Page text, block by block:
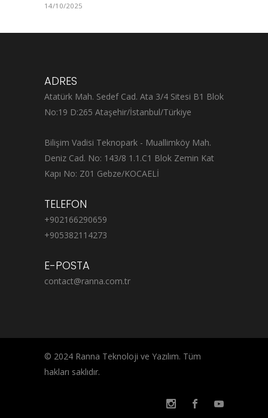
14/10/2025
ADRES
Atatürk Mah. Sedef Cad. Ata 3/4 Sitesi B1 Blok
No:19 D:265 Ataşehir/İstanbul/Türkiye
Bilişim Vadisi Teknopark - Muallimköy Mah.
Deniz Cad. No: 143/8 1.1.C1 Blok Zemin Kat
Kapı No: Z01 Gebze/KOCAELİ
TELEFON
+902166290659
+905382114273
E-POSTA
contact@ranna.com.tr
© 2024 Ranna Teknoloji ve Yazılım. Tüm
hakları saklıdır.